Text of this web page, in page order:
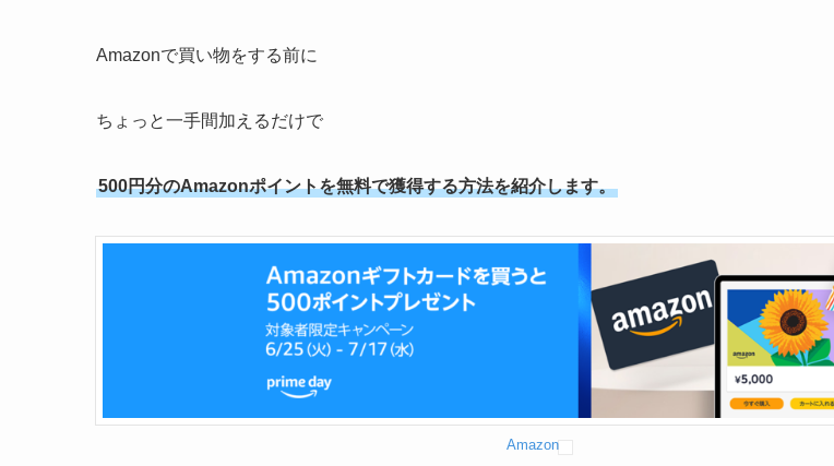
Amazonで買い物をする前に
ちょっと一手間加えるだけで
500円分のAmazonポイントを無料で獲得する方法を紹介します。
Amazon